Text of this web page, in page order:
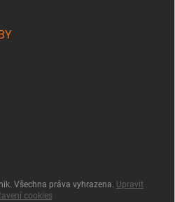
. Všechna práva vyhrazena. Upravit
cookies